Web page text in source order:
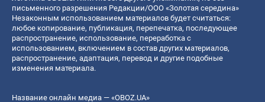
письменного разрешения Редакции/ООО «Золотая середина»
Незаконным использованием материалов будет считаться:
любое копирование, публикация, перепечатка, последующее
распространение, использование, переработка с
использованием, включением в состав других материалов,
распространение, адаптация, перевод и другие подобные
изменения материала.
Название онлайн медиа — «OBOZ.UA»